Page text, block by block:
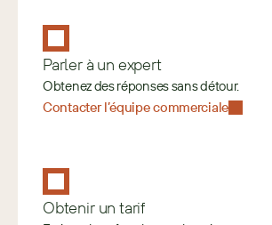
Parler à un expert
Obtenez des réponses sans détour.
Contacter l’équipe commerciale
Obtenir un tarif